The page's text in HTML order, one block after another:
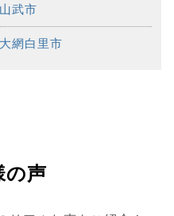
山武市
大網白里市
の声